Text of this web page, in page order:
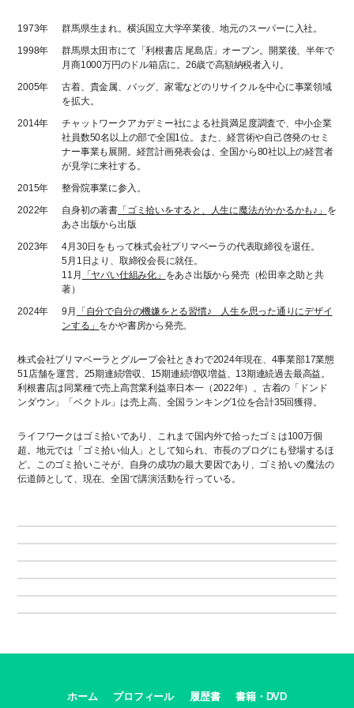
1973年
群馬県生まれ。横浜国立大学卒業後、地元のスーパーに入社。
1998年
群馬県太田市にて「利根書店 尾島店」オープン。開業後、半年で
月商1000万円のドル箱店に。26歳で高額納税者入り。
2005年
古着、貴金属、バッグ、家電などのリサイクルを中心に事業領域
を拡大。
2014年
チャットワークアカデミー社による社員満足度調査で、中小企業
社員数50名以上の部で全国1位。また、経営術や自己啓発のセミ
ナー事業も展開。経営計画発表会は、全国から80社以上の経営者
が見学に来社する。
2015年
整骨院事業に参入。
2022年
自身初の著書 「ゴミ拾いをすると、人生に魔法がかかるかも♪」 を
あさ出版から出版
2023年
4月30日をもって株式会社プリマベーラの代表取締役を退任。
5月1日より、取締役会長に就任。
11月
「ヤバい仕組み化」 をあさ出版から発売（松田幸之助と共
著）
2024年
9月
「自分で自分の機嫌をとる習慣♪ 人生を思った通りにデザイ
ンする」 をかや書房から発売。
株式会社プリマベーラとグループ会社ときわで2024年現在、4事業部17業態
51店舗を運営。25期連続増収、15期連続増収増益、13期連続過去最高益。
利根書店は同業種で売上高営業利益率日本一（2022年）。古着の「ドンド
ンダウン」「ベクトル」は売上高、全国ランキング1位を合計35回獲得。
ライフワークはゴミ拾いであり、これまで国内外で拾ったゴミは100万個
超。地元では「ゴミ拾い仙人」として知られ、市長のブログにも登場するほ
ど。このゴミ拾いこそが、自身の成功の最大要因であり、ゴミ拾いの魔法の
伝道師として、現在、全国で講演活動を行っている。
ホーム プロフィール 履歴書 書籍・DVD